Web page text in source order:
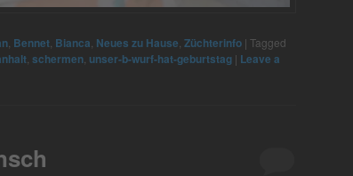
Bennet Bianca Neues zu Hause Züchterinfo | Tagged
schermen unser-b-wurf-hat-geburtstag | Leave a